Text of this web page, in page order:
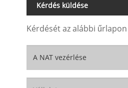
Kérdés küldése
Kérdését az alábbi